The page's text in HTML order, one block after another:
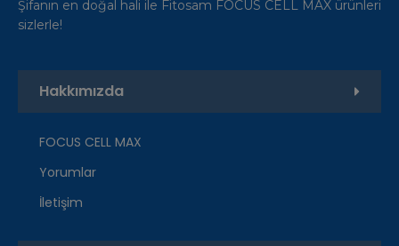
Şifanın en doğal hali ile Fitosam FOCUS CELL MAX ürünleri
sizlerle!
Hakkımızda
FOCUS CELL MAX
Yorumlar
İletişim